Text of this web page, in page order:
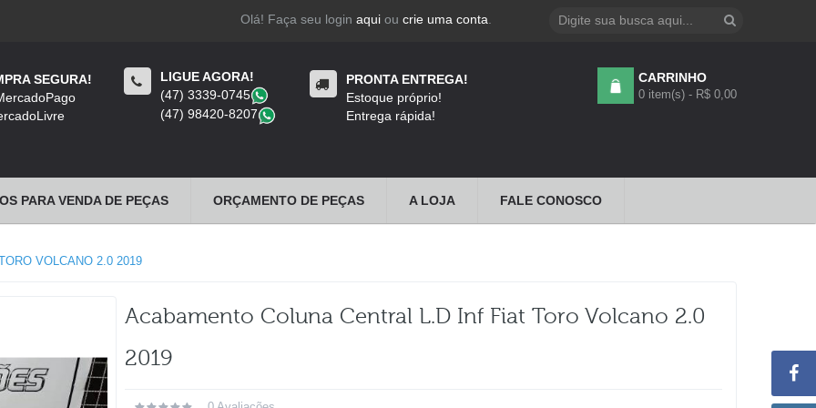
Olá! Faça seu login aquiou crie uma conta
SEGURA!
LIGUE AGORA!
(47) 3339-0745
(47) 98420-8207
PRONTA ENTREGA!
Estoque próprio!
Entrega rápida!
CARRINHO
0 item(s) - R$ 0,00
PARA VENDA DE PEÇAS ORÇAMENTO DE PEÇAS A LOJA FALE CONOSCO
VOLCANO 2.0 2019
Acabamento Coluna Central L.d Inf Fiat Toro Volcano 2.0
2019